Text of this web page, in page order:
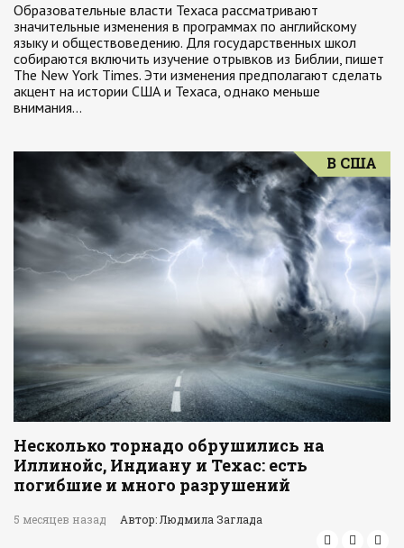
Образовательные власти Техаса рассматривают
значительные изменения в программах по английскому
языку и обществоведению. Для государственных школ
собираются включить изучение отрывков из Библии, пишет
The New York Times. Эти изменения предполагают сделать
акцент на истории США и Техаса, однако меньше
внимания…
В США
Несколько торнадо обрушились на
Иллинойс, Индиану и Техас: есть
погибшие и много разрушений
5 месяцев назад Автор: Людмила Заглада